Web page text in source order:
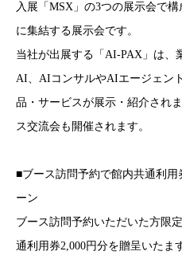
入展「MSX」の3つの展示会で
に集結する展示会です。
当社が出展する「AI-PAX」は、
AI、AIコンサルやAIエージェン
品・サービスが展示・紹介され
ス交流会も開催されます。
■ブース訪問予約で館内共通利
ーン
ブース訪問予約いただいた方限
通利用券2,000円分を贈呈いたま